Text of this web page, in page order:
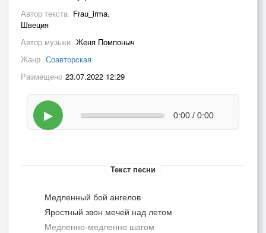
Автор текста Frau_irma.
Швеция
Автор музыки Женя Помпоныч
Жанр Соавторская
Размещено 23.07.2022 12:29
▶ 0:00 / 0:00
Текст песни
Медленный бой ангелов
Яростный звон мечей над летом
Медленно-медленно шагом